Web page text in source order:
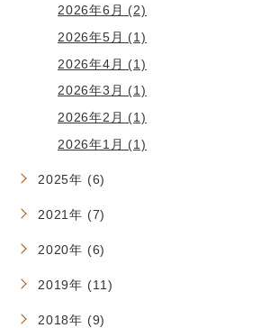
2026年6月 (2)
2026年5月 (1)
2026年4月 (1)
2026年3月 (1)
2026年2月 (1)
2026年1月 (1)
2025年 (6)
2021年 (7)
2020年 (6)
2019年 (11)
2018年 (9)